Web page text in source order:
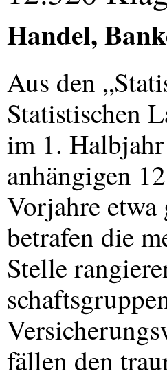
Handel,
Aus den
Statistischen
im 1.
anhängigen
Vorjahre
betrafen die
Stelle
fällen den